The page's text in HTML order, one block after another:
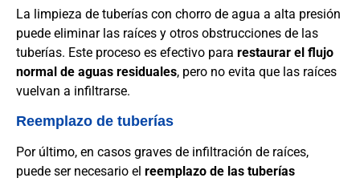
La limpieza de tuberías con chorro de agua a alta presión
puede eliminar las raíces y otros obstrucciones de las
tuberías. Este proceso es efectivo para restaurar el flujo
normal de aguas residuales, pero no evita que las raíces
vuelvan a infiltrarse.
Reemplazo de tuberías
Por último, en casos graves de infiltración de raíces,
puede ser necesario el reemplazo de las tuberías